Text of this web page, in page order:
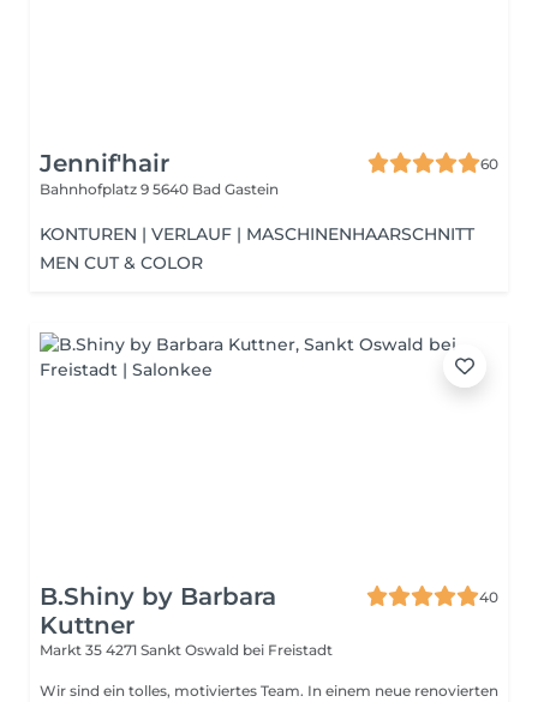
Jennif'hair
60
Bahnhofplatz 9 5640 Bad Gastein
KONTUREN | VERLAUF | MASCHINENHAARSCHNITT
MEN CUT & COLOR
B.Shiny by Barbara
Kuttner
40
Markt 35 4271 Sankt Oswald bei Freistadt
Wir sind ein tolles, motiviertes Team. In einem neue renovierten